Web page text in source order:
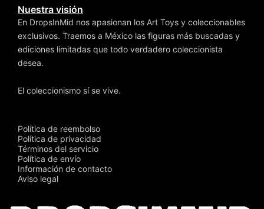
Nuestra visión
En DropsInMid nos apasionan los Art Toys y coleccionables
exclusivos. Traemos a México las figuras más buscadas y
ediciones limitadas que todo verdadero coleccionista
desea.
El coleccionismo sí se vive.
Política de reembolso
Política de privacidad
Términos del servicio
Política de envío
Información de contacto
Aviso legal